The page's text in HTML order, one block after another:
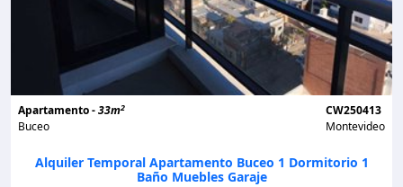
Apartamento -33m2
Buceo
CW250413
Montevideo
Alquiler Temporal Apartamento Buceo 1 Dormitorio 1
Baño Muebles Garaje